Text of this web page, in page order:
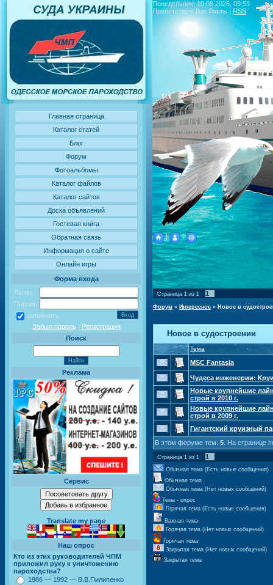
Главная страница
Каталог статей
Блог
Форум
Фотоальбомы
Каталог файлов
Каталог сайтов
Доска объявлений
Гостевая книга
Обратная связь
Информация о сайте
Онлайн игры
Форма входа
Логин:
Пароль:
запомнить
Забыл пароль | Регистрация
Поиск
Реклама
Сервис
Translate my page
Наш опрос
Кто из этих руководителей ЧПМ
приложил руку к уничтожению
пароходства?
1986 — 1992 — В.В.Пилипенко
Понедельник, 10.08.2026, 09:59
Приветствую Вас Гость| RSS
| |
Страница 1 из 1 1
Форум » Интересное » Новое в
Новое в судостроении
Тема
MSC Fantasia
Чудеса инженерии:
Новые крупнейшие
строй в 2010 г.
Новые крупнейшие
строй в 2009 г.
Гигантский круизный
В этом форуме тем: 5 . На странице
Страница 1 из 1 1
Обычная тема (Есть новые сообщения)
Обычная тема
Обычная тема (Нет новых сообщений)
Тема - опрос
Горячая тема (Есть новые сообщения)
Важная тема
Горячая тема (Нет новых сообщений)
Горячая тема
Закрытая тема (Нет новых сообщений)
Закрытая тема